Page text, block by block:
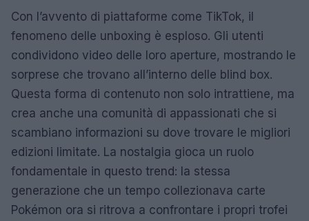
Con l’avvento di piattaforme come TikTok, il
fenomeno delle unboxing è esploso. Gli utenti
condividono video delle loro aperture, mostrando le
sorprese che trovano all’interno delle blind box.
Questa forma di contenuto non solo intrattiene, ma
crea anche una comunità di appassionati che si
scambiano informazioni su dove trovare le migliori
edizioni limitate. La nostalgia gioca un ruolo
fondamentale in questo trend: la stessa
generazione che un tempo collezionava carte
Pokémon ora si ritrova a confrontare i propri trofei